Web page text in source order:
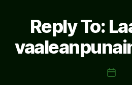
Reply To:
Post